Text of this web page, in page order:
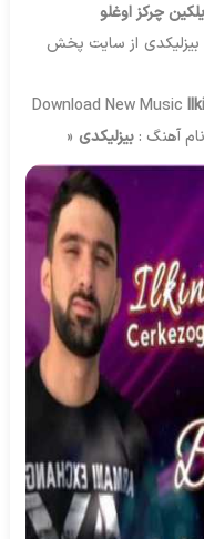
چرکز اوغلو
از سایت پخش
Download New Music
آهنگ :بیزلیکدی «